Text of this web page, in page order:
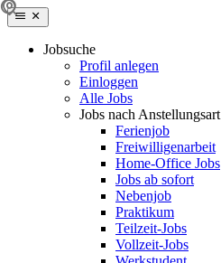
Jobsuche
Profil anlegen
Einloggen
Alle Jobs
Jobs nach Anstellungsart
Ferienjob
Freiwilligenarbeit
Home-Office Jobs
Jobs ab sofort
Nebenjob
Praktikum
Teilzeit-Jobs
Vollzeit-Jobs